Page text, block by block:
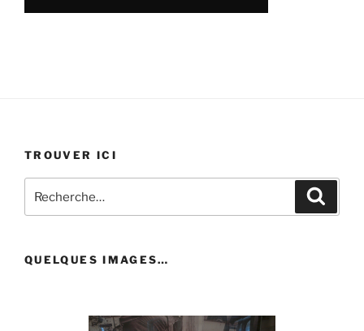
TROUVER ICI
pour
QUELQUES IMAGES…